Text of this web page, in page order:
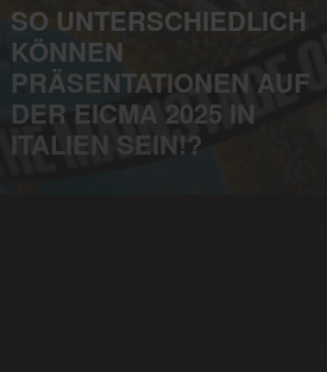
SO UNTERSCHIEDLICH
KÖNNEN
PRÄSENTATIONEN AUF
DER EICMA 2025 IN
ITALIEN SEIN!?